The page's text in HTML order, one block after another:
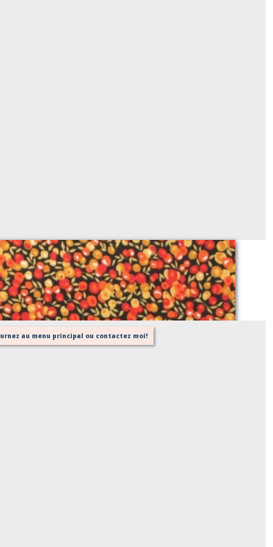
tissu coton 477 berry autumn
Sur demande
au menu principal ou contactez moi!